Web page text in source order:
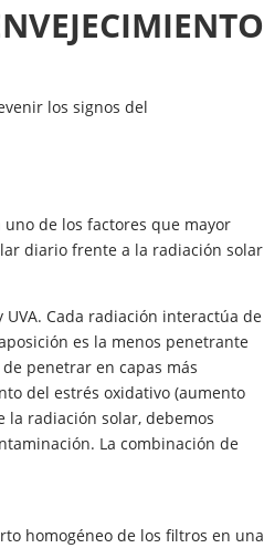
los signos del
de los factores que mayor
diario frente a la radiación solar
Cada radiación interactúa de
es la menos penetrante
penetrar en capas más
del estrés oxidativo (aumento
la radiación solar, debemos
La combinación de
homogéneo de los filtros en una